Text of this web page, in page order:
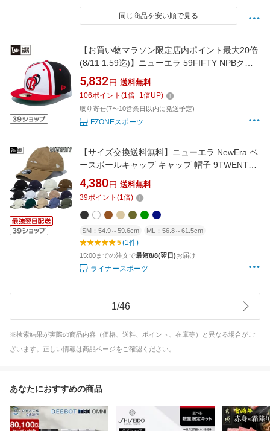
同じ商品を安い順で見る
【お買い物マラソン限定店内ポイント最大20倍
(8/11 1:59迄)】ニューエラ 59FIFTY NPBクラ
シック 阪急ブレーブス ホワイト/ブラック スカ
ーレットバイザー 14525186
5,832 円 送料無料
106ポイント (1倍+1倍UP)
取り寄せ(7〜10営業日以内に発送予定)
FZONEスポーツ
【サイズ交換送料無料】ニューエラ NewEra ベ
ースボールキャップ キャップ 帽子 9TWENTY
クロスストラップ ウォッシュドコットン アジ
ャスターベルト 正規品 9TWENTY03
4,380 円 送料無料
39ポイント (1倍)
SM：54.9～59.6cm ML：56.8～61.5cm
5(1件)
15:00までの注文で最短8/8(翌日)お届け
ライナースポーツ
1/46
※検索結果が実際の商品内容（価格、送料、ポイント、在庫等）と異なる場合がご
ざいます。正しい情報は商品ページをご確認ください。
あなたにおすすめの商品